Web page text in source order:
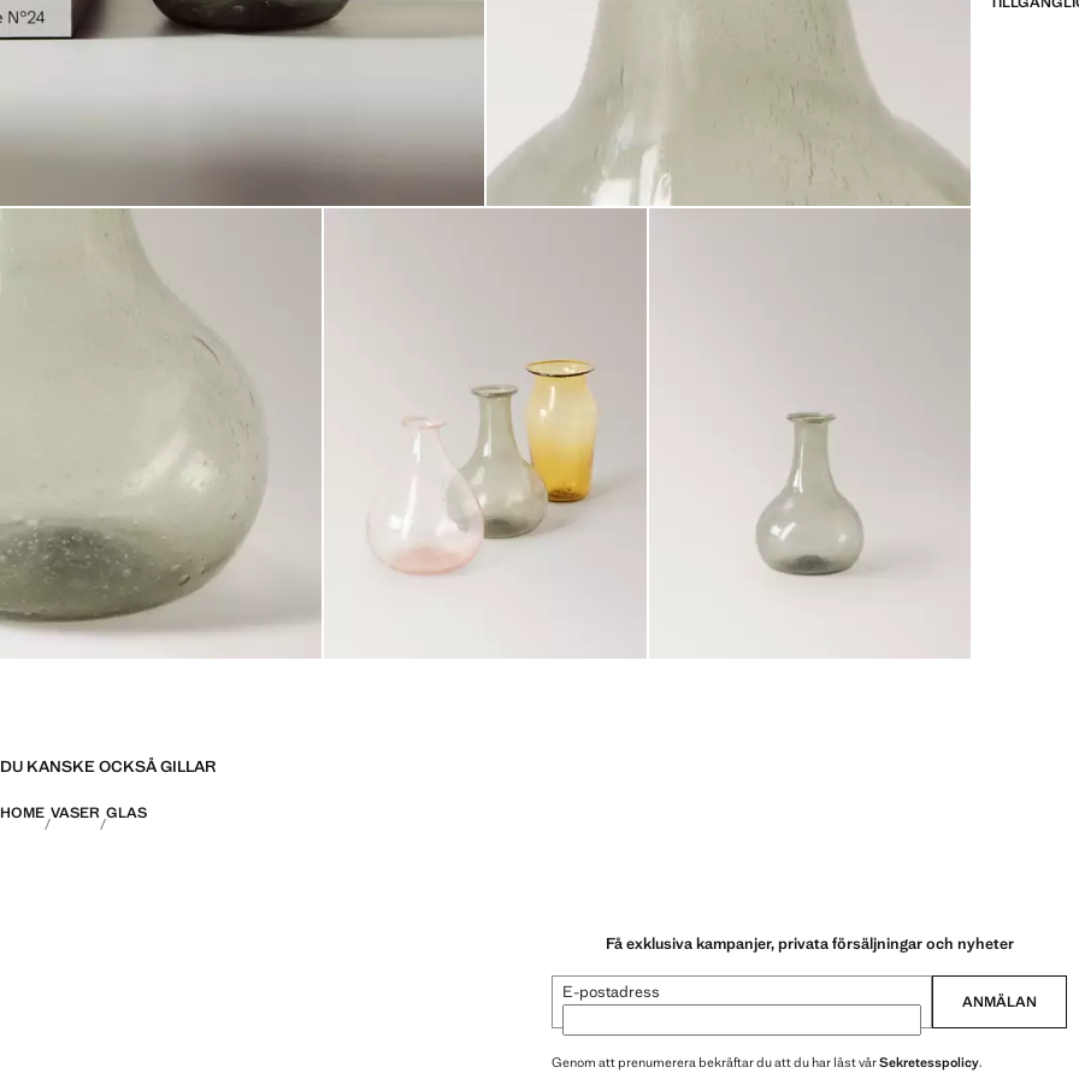
DU KANSKE OCKSÅ GILLAR
HOME VASER GLAS
Få exklusiva kampanjer, privata försäljningar och nyheter
E-postadress ANMÄLAN
Genom att prenumerera bekräftar du att du har läst vårSekretesspolicy.